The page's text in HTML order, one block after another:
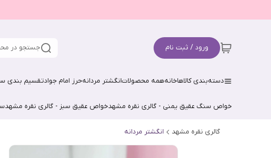
ورود / ثبت نام جستجو در
دسته‌بندی کالاهاخانههمه محصولاتانگشتر مردانهحرز امام جوادتقسیم بندی
خواص سنگ عقیق یمنی - گالری نقره مشهدخواص عقیق سبز - گالری نقره مشهد
گالری نقره مشهد انگشتر مردانه